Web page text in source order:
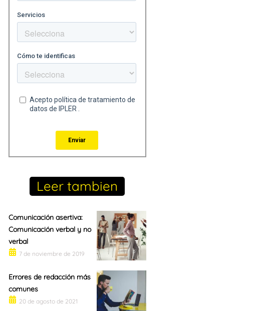
Leer tambien
Comunicación asertiva:
Comunicación verbal y no
verbal
7 de noviembre de 2019
Errores de redacción más
comunes
20 de agosto de 2021